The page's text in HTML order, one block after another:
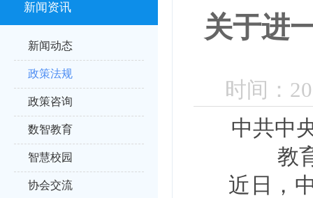
新闻资讯
新闻动态
政策法规
政策咨询
数智教育
智慧校园
协会交流
关于进
时间：
中共中
教
近日，